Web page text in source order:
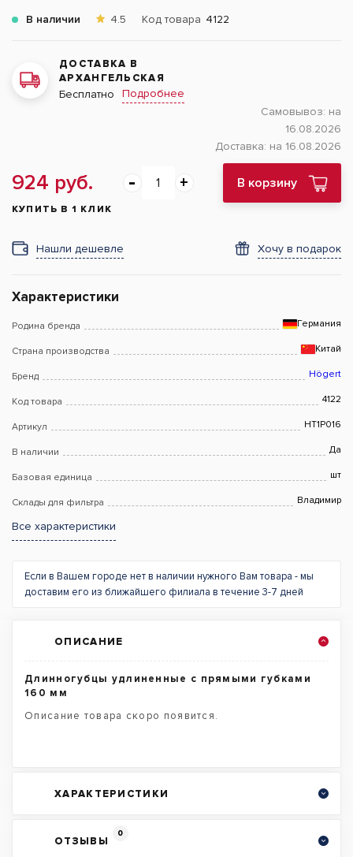
В наличии 4.5 Код товара 4122
ДОСТАВКА В
АРХАНГЕЛЬСКАЯ
Бесплатно
Подробнее
Самовывоз: на
16.08.2026
Доставка: на 16.08.2026
924 руб. В корзину
КУПИТЬ В 1 КЛИК
Нашли дешевле Хочу в подарок
Характеристики
Родина бренда Германия
Страна производства Китай
Бренд Högert
Код товара 4122
Артикул HT1P016
В наличии Да
Базовая единица шт
Склады для фильтра Владимир
Все характеристики
Если в Вашем городе нет в наличии нужного Вам товара - мы
доставим его из ближайшего филиала в течение 3-7 дней
ОПИСАНИЕ
Длинногубцы удлиненные с прямыми губками
160 мм
Описание товара скоро появится.
ХАРАКТЕРИСТИКИ
ОТЗЫВЫ
0